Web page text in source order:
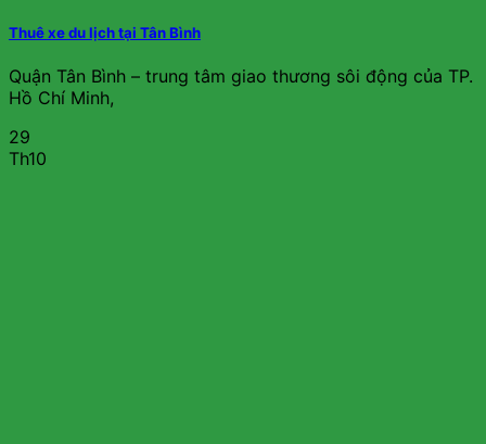
Thuê xe du lịch tại Tân Bình
Quận Tân Bình – trung tâm giao thương sôi động của TP.
Hồ Chí Minh,
29
Th10